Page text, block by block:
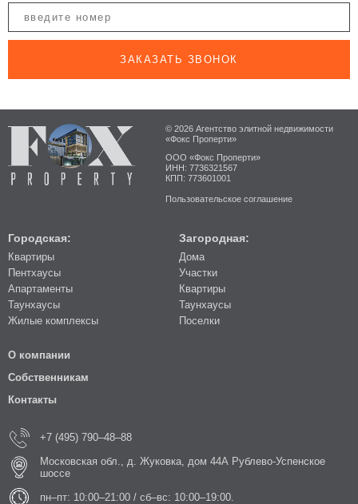
ЗАКАЗАТЬ ЗВОНОК
© 2026 Агентство элитной недвижимости
«Фокс Проперти»
ООО «Фокс Проперти»
ИНН: 7736321567
КПП: 773601001
Пользовательское соглашение
Городская:
Квартиры
Пентхаусы
Апартаменты
Таунхаусы
Жилые комплексы
Загородная:
Дома
Участки
Квартиры
Таунхаусы
Поселки
О компании
Собственникам
Контакты
+7 (495) 790–48–88
Московская обл., д. Жуковка, дом 44А Рублево-Успенское
шоссе
пн–пт: 10:00–21:00 / сб–вс: 10:00–19:00.